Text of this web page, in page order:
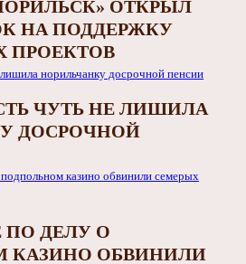
ОТКРЫЛ
НА ПОДДЕРЖКУ
ПРОЕКТОВ
ЧУТЬ НЕ ЛИШИЛА
ДОСРОЧНОЙ
ПО ДЕЛУ О
КАЗИНО ОБВИНИЛИ